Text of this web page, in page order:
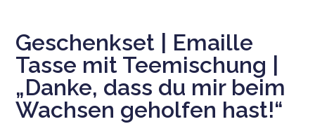
Geschenkset | Emaille
Tasse mit Teemischung |
„Danke, dass du mir beim
Wachsen geholfen hast!“